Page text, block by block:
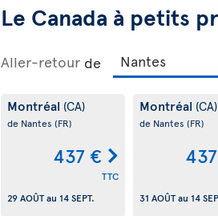
Le Canada à petits
Aller-retour de
Montréal (CA)
de Nantes (FR)
437 €
TTC
29 AOÛTau 14 SEPT.
Montréal (CA)
de Nantes (FR)
31 AOÛTau 14